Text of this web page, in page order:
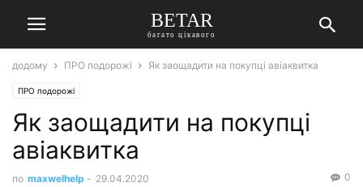
BETAR
багато цікавого
додому ПРО подорожі Як заощадити на покупці авіаквитка
ПРО подорожі
Як заощадити на покупці
авіаквитка
по maxwelhelp - 29.04.2020 0